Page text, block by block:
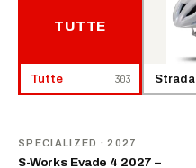
TUTTE
Tutte 303 Strada
SPECIALIZED · 2027
S-Works Evade 4 2027 –